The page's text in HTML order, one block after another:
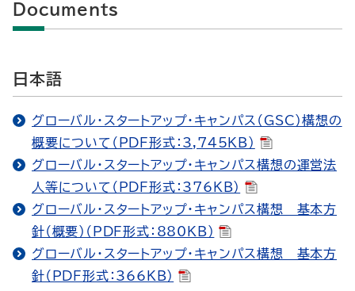
Documents
日本語
グローバル・スタートアップ・キャンパス（GSC）構想の
概要について（PDF形式：3,745KB）
グローバル・スタートアップ・キャンパス構想の運営法
人等について（PDF形式：376KB）
グローバル・スタートアップ・キャンパス構想 基本方
針（概要）（PDF形式：880KB）
グローバル・スタートアップ・キャンパス構想 基本方
針（PDF形式：366KB）